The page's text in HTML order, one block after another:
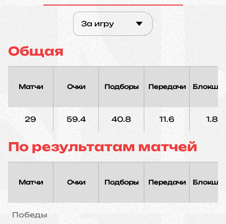
За игру
Общая
Матчи Очки Подборы Передачи
29 59.4 40.8 11.6 1.8
По результатам матчей
Матчи Очки Подборы Передачи
Победы